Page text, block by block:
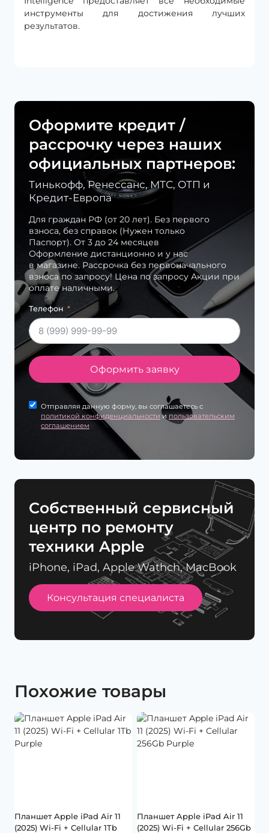
инструменты для достижения лучших
результатов.
Оформите кредит /
рассрочку через наших
официальных партнеров:
Тинькофф, Ренессанс, МТС, ОТП и
Кредит-Европа
Для граждан РФ (от 20 лет). Без первого
взноса, без справок (Нужен только
Паспорт). От 3 до 24 месяцев
Оформление дистанционно и у нас
в магазине. Рассрочка без первоначального
взноса по запросу! Цена по запросу Акции при
оплате наличными.
Телефон
Оформить заявку
Отправляя данную форму, вы соглашаетесь с
политикой конфиденциальности и пользовательским
соглашением
Cобственный сервисный
центр по ремонту
техники Apple
iPhone, iPad, Apple Wathch, MacBook
Консультация специалиста
Похожие товары
Планшет Apple iPad Air 11
(2025) Wi-Fi + Cellular 1Tb
Планшет Apple iPad Air 11
(2025) Wi-Fi + Cellular 256Gb